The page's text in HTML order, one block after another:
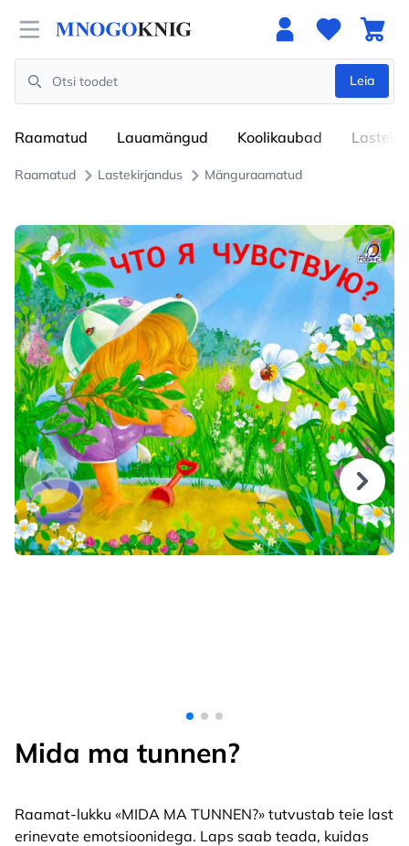
Open menu
Search
Leia
Raamatud Lauamängud Koolikaubad Lastele
Raamatud Lastekirjandus Mänguraamatud
Mida ma tunnen?
Raamat-lukku «MIDA MA TUNNEN?» tutvustab teie last
erinevate emotsioonidega. Laps saab teada, kuidas